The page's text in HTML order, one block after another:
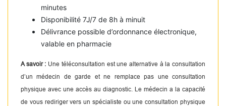
minutes
Disponibilité 7J/7 de 8h à minuit
Délivrance possible d’ordonnance électronique,
valable en pharmacie
A savoir : Une téléconsultation est une alternative à la consultation
d’un médecin de garde et ne remplace pas une consultation
physique avec une accès au diagnostic. Le médecin a la capacité
de vous rediriger vers un spécialiste ou une consultation physique